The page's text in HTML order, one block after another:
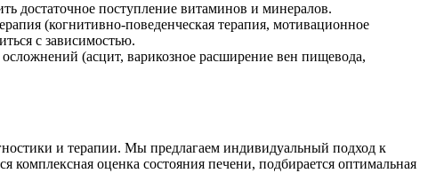
достаточное поступление витаминов и минералов.
(когнитивно-поведенческая терапия, мотивационное
с зависимостью.
(асцит, варикозное расширение вен пищевода,
и терапии. Мы предлагаем индивидуальный подход к
оценка состояния печени, подбирается оптимальная